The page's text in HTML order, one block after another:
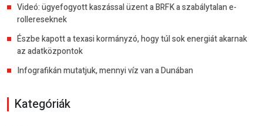
Videó: ügyefogyott kaszással üzent a BRFK a szabálytalan e-
rollereseknek
Észbe kapott a texasi kormányzó, hogy túl sok energiát akarnak
az adatközpontok
Infografikán mutatjuk, mennyi víz van a Dunában
Kategóriák